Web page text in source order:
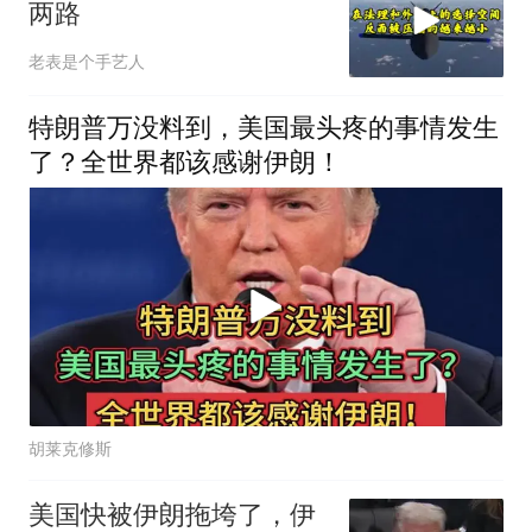
两路
老表是个手艺人
特朗普万没料到，美国最头疼的事情发生
了？全世界都该感谢伊朗！
胡莱克修斯
美国快被伊朗拖垮了，伊